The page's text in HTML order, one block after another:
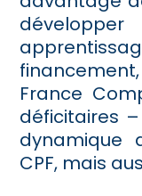
France
déficitaires
dynamique
CPF, mais